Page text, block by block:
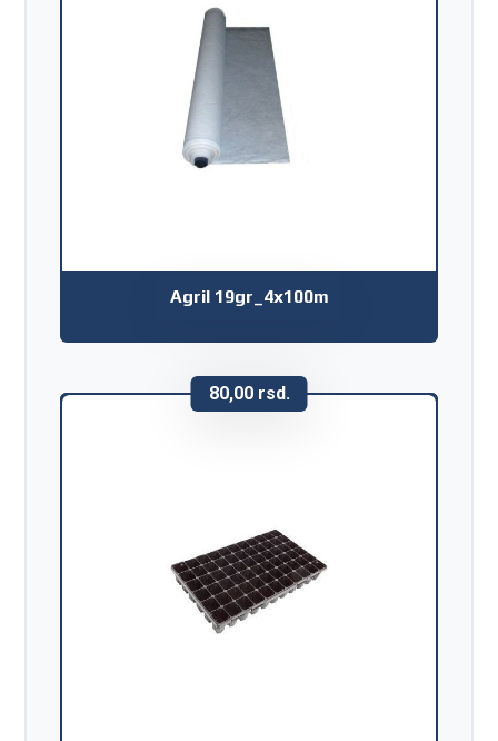
Agril 19gr_4x100m
80,00 rsd.